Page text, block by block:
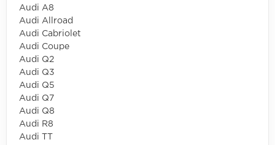
Audi A8
Audi Allroad
Audi Cabriolet
Audi Coupe
Audi Q2
Audi Q3
Audi Q5
Audi Q7
Audi Q8
Audi R8
Audi TT